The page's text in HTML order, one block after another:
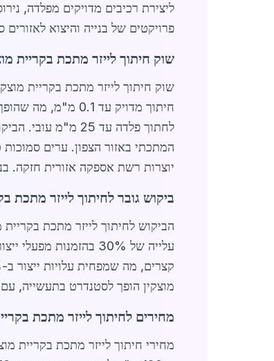
ליצירת רכיבים מדויקים מפלדה,
פרויקטים של בנייה והיצוא לאזורים סמוכים. ב-2026, נצפית עלייה של 25% בביקוש בהשוואה לשנה קודמת, בעיקר
שוק חיתוך לייזר מתכת בקריית
המתכתי באזור הצפון. ערים סמוכות
יוצרות רשת אספקה אזורית חזקה.
ביקוש גובר לחיתוך לייזר מתכת
עלייה של 30%
מוצקין הופך לסטנדרט בתעשייה, עם
מחירים לחיתוך לייזר מתכת בקריית